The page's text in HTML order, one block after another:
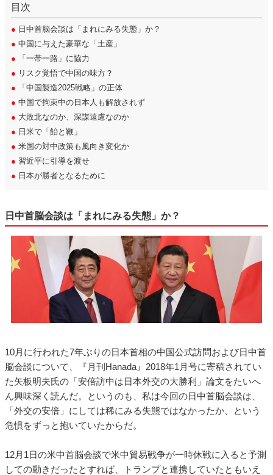
目次
● 日中首脳会談は「まれにみる失態」か？
● 中国に与えた豪華な「土産」
● 「一帯一路」に協力
● リスク覚悟で中国の味方？
● 「中国製造2025戦略」の正体
● 中国で拘束中の日本人も解放されず
● 大敗北なのか、深謀遠慮なのか
● 日米で「飴と鞭」
● 米国の対中政策も風向き変化か
● 習近平に引導を渡せ
● 日本が勝者となるために
日中首脳会談は「まれにみる失態」か？
10月に行われた7年ぶりの日本首相の中国公式訪問および日中首
脳会談について、『月刊Hanada』2018年1月号に寄稿されてい
た矢板明夫氏の「安倍訪中は日本外交の大勝利」論文をたいへ
ん興味深く読んだ。というのも、私は今回の日中首脳会談は、
「外交の安倍」にしては稀にみる失態ではなかったか、という
危惧をずっと抱いていたからだ。
12月1日の米中首脳会談で米中貿易戦争が一時休戦に入ると予測
しての動きだったとすれば、トランプと連携していたともいえ